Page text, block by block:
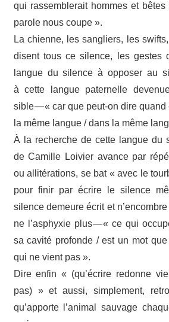
qui rassem­ble­rait hommes et
parole nous coupe ».
La chienne, les sangliers, les
disent tous ce silence, les gestes
langue du silence à oppo­ser au
à cette langue pater­nelle
sible — « car que peut-​on dire
la même langue / dans la même
À la recherche de cette langue du
de Camille Loivier avance par
ou alli­té­ra­tions, se bat « avec le
pour finir par écrire le silence
silence demeure écrit et
ne l’asphyxie plus — « ce qui
sa cavité profonde / est un mot que
qui ne vient pas ».
Dire enfin « (qu’écrire redonne
pas) » et aussi, simple­ment,
qu’apporte l’animal sauvage